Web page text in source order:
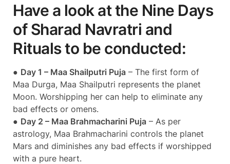
Have a look at the Nine Days
of Sharad Navratri and
Rituals to be conducted:
● Day 1 – Maa Shailputri Puja – The first form of
Maa Durga, Maa Shailputri represents the planet
Moon. Worshipping her can help to eliminate any
bad effects or omens.
● Day 2 – Maa Brahmacharini Puja – As per
astrology, Maa Brahmacharini controls the planet
Mars and diminishes any bad effects if worshipped
with a pure heart.